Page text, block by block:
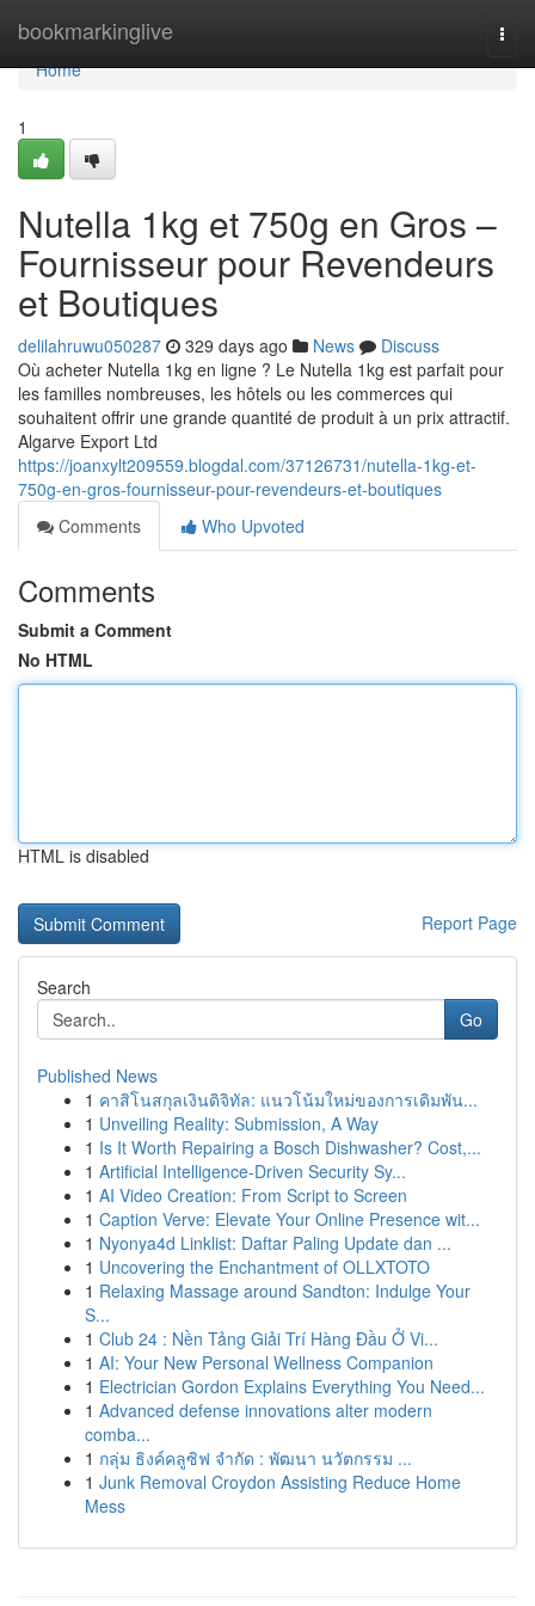
bookmarkinglive
Home
Home
1
Nutella 1kg et 750g en Gros –
Fournisseur pour Revendeurs
et Boutiques
delilahruwu050287 329 days ago News
Discuss
Où acheter Nutella 1kg en ligne ? Le Nutella 1kg est parfait pour
les familles nombreuses, les hôtels ou les commerces qui
souhaitent offrir une grande quantité de produit à un prix attractif.
Algarve Export Ltd
https://joanxylt209559.blogdal.com/37126731/nutella-1kg-et-
750g-en-gros-fournisseur-pour-revendeurs-et-boutiques
Comments
Who Upvoted
Comments
Submit a Comment
No HTML
HTML is disabled
Report Page
Search
Go
Published News
1 คาสิโนสกุลเงินดิจิทัล: แนวโน้มใหม่ของการเดิมพัน...
1 Unveiling Reality: Submission, A Way
1 Is It Worth Repairing a Bosch Dishwasher? Cost,...
1 Artificial Intelligence-Driven Security Sy...
1 AI Video Creation: From Script to Screen
1 Caption Verve: Elevate Your Online Presence wit...
1 Nyonya4d Linklist: Daftar Paling Update dan ...
1 Uncovering the Enchantment of OLLXTOTO
1 Relaxing Massage around Sandton: Indulge Your
S...
1 Club 24 : Nền Tảng Giải Trí Hàng Đầu Ở Vi...
1 AI: Your New Personal Wellness Companion
1 Electrician Gordon Explains Everything You Need...
1 Advanced defense innovations alter modern
comba...
1 กลุ่ม ธิงค์คลูซิฟ จำกัด : พัฒนา นวัตกรรม ...
1 Junk Removal Croydon Assisting Reduce Home
Mess